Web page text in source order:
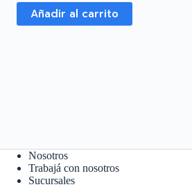
Añadir al carrito
Nosotros
Trabajá con nosotros
Sucursales